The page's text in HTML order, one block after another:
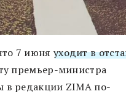
7 июня уходит в
премьер-министра
в редакции ZIMA по-